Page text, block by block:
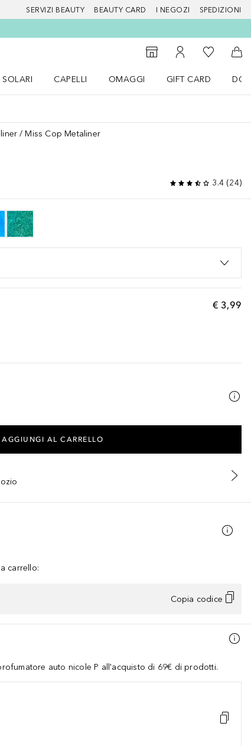
SERVIZI BEAUTY BEAUTY CARD I NEGOZI SPEDIZIONI
StorefinderAl Mio Account
Alla Mia
Al
SOLARI
CAPELLI
OMAGGI
GIFT CARD
Miss Cop Metaliner
3.4(24)
€ 3,99
AGGIUNGI AL CARRELLO
carrello:
Copia codice
auto nicole P all'acquisto di 69€ di prodotti.